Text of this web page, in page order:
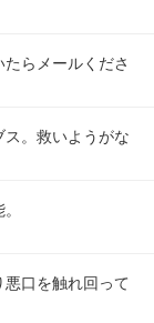
らメールくださ
。救いようがな
口を触れ回って